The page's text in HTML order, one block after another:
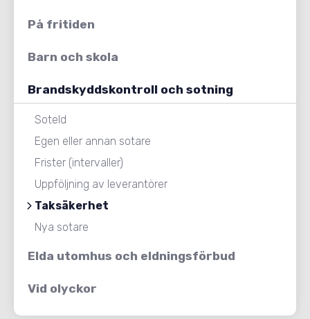
På fritiden
Barn och skola
Brandskyddskontroll och sotning
Soteld
Egen eller annan sotare
Frister (intervaller)
Uppföljning av leverantörer
Taksäkerhet
Nya sotare
Elda utomhus och eldningsförbud
Vid olyckor